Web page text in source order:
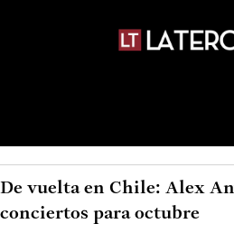
De vuelta en Chile: Alex
conciertos para octubre